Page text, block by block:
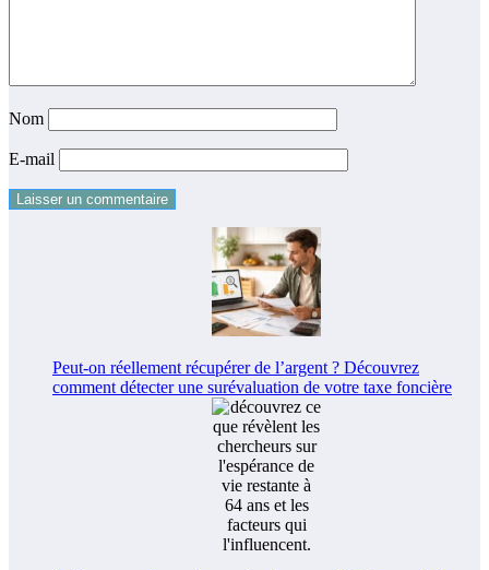
Nom
E-mail
Peut-on réellement récupérer de l’argent ? Découvrez
comment détecter une surévaluation de votre taxe foncière